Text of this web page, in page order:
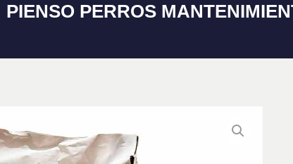
PIENSO PERROS